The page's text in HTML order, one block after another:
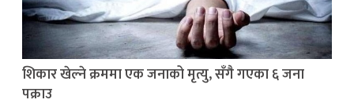
शिकार खेल्ने क्रममा एक जनाको मृत्यु, सँगै गएका ६ जना
पक्राउ